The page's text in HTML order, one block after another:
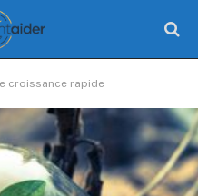
croissance rapide